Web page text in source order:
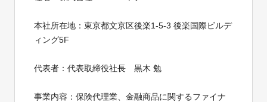
本社所在地：東京都文京区後楽1-5-3 後楽国際ビルデ
ィング5F
代表者：代表取締役社長 黒木 勉
事業内容：保険代理業、金融商品に関するファイナ